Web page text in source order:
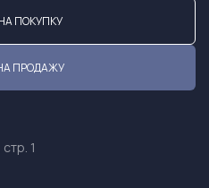
ПОКУПКУ
ПРОДАЖУ
1